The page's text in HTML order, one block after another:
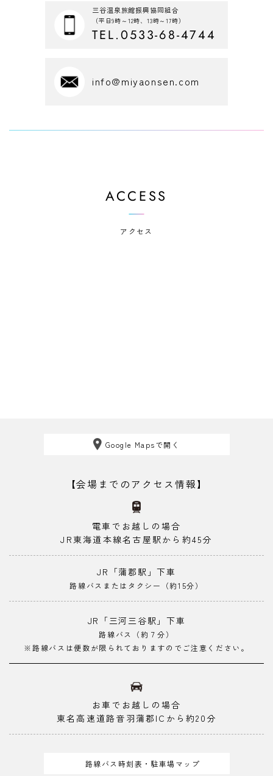
三谷温泉旅館振興協同組合
（平日9時～12時、13時～17時）
TEL.0533-68-4744
info@miyaonsen.com
ACCESS
アクセス
Google Mapsで開く
【会場までのアクセス情報】
電車でお越しの場合
JR東海道本線名古屋駅から約45分
JR「蒲郡駅」下車
路線バスまたはタクシー（約15分）
JR「三河三谷駅」下車
路線バス（約７分）
※路線バスは便数が限られておりますのでご注意ください。
お車でお越しの場合
東名高速道路音羽蒲郡ICから約20分
路線バス時刻表・駐車場マップ